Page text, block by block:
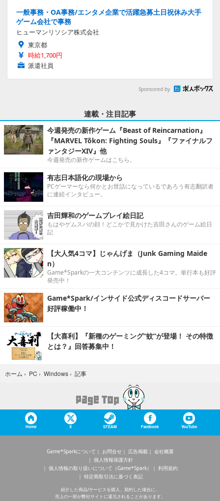
一般事務・OA事務/エンタメ企業で活躍急募土日祝休み大手
ゲーム会社で事務
ヒューマンリソシア株式会社
東京都
時給1,700円
派遣社員
Sponsored by
連載・注目記事
今週発売の新作ゲーム『Beast of Reincarnation』
『MARVEL Tōkon: Fighting Souls』『ファイナルフ
ァンタジーXIV』他
今週発売の新作ゲームはこちら。
有志日本語化の現場から
PCゲーマーなら何かとお世話になっているであろう有志翻訳者
に連続インタビュー。
吉田輝和のゲームプレイ絵日記
もはやゲムスパの顔！どこかで見かけた吉田さんのゲーム絵日
記
【大人気4コマ】じゃんげま（Junk Gaming Maide
n）
Game*Sparkの一大コンテンツに成長した4コマ。単行本も好評
発売中！
Game*Spark/インサイド公式ディスコードサーバー
好評稼働中！
【大喜利】『新種のゲーミング“蚊”が登場！ その特徴
とは？』回答募集中！
ホーム › PC › Windows › 記事
Home X STEAM Facebook YouTube
Game*Sparkについて お問合せ 広告掲載
会社概要
個人情報保護方針
個人情報の取り扱いについて（Game*Spark）
利用規約
特定商取引法に基づく表記
紹介した商品/サービスを購入、契約した場合に、
売上の一部が弊社サイトに還元されることがあります。